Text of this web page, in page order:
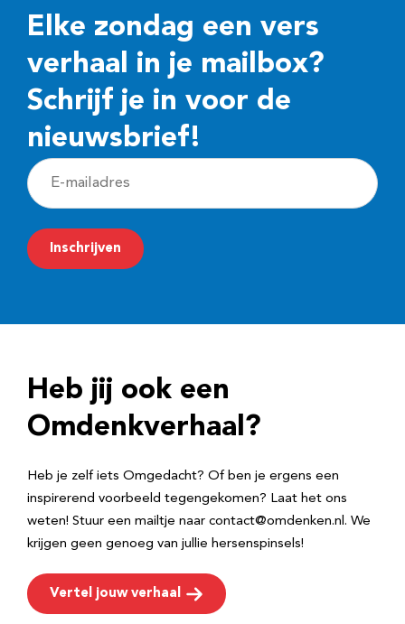
Elke zondag een vers
verhaal in je mailbox?
Schrijf je in voor de
nieuwsbrief!
E
-
m
a
r
e
Inschrijven
Heb jij ook een
Omdenkverhaal?
Heb je zelf iets Omgedacht? Of ben je ergens een
inspirerend voorbeeld tegengekomen? Laat het ons
weten! Stuur een mailtje naar contact@omdenken.nl. We
krijgen geen genoeg van jullie hersenspinsels!
Vertel jouw verhaal